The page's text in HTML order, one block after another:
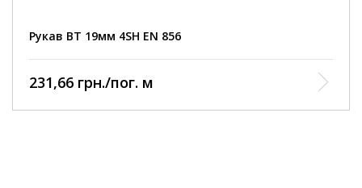
Рукав ВТ 19мм 4SН EN 856
стирання
Робоча температура: від - 40 ° С до + 100 ° С
(max +120 ° С)
231,66 грн./пог. м